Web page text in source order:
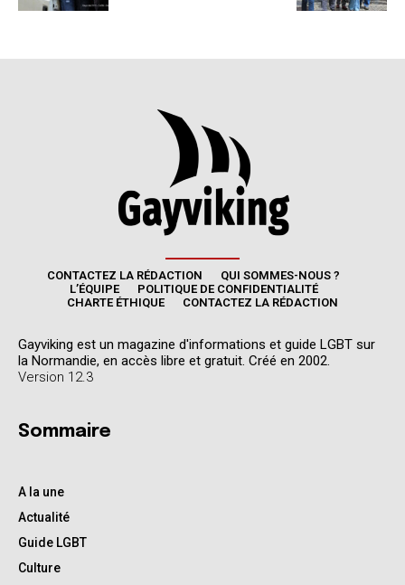
CONTACTEZ LA RÉDACTION
QUI SOMMES-NOUS ?
L’ÉQUIPE
POLITIQUE DE CONFIDENTIALITÉ
CHARTE ÉTHIQUE
CONTACTEZ LA RÉDACTION
Gayviking est un magazine d'informations et guide LGBT sur
la Normandie, en accès libre et gratuit. Créé en 2002.
Version 12.3
Sommaire
A la une
Actualité
Guide LGBT
Culture